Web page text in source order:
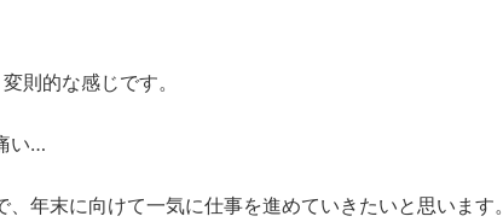
則的な感じです。
い…
年末に向けて一気に仕事を進めていきたいと思います。